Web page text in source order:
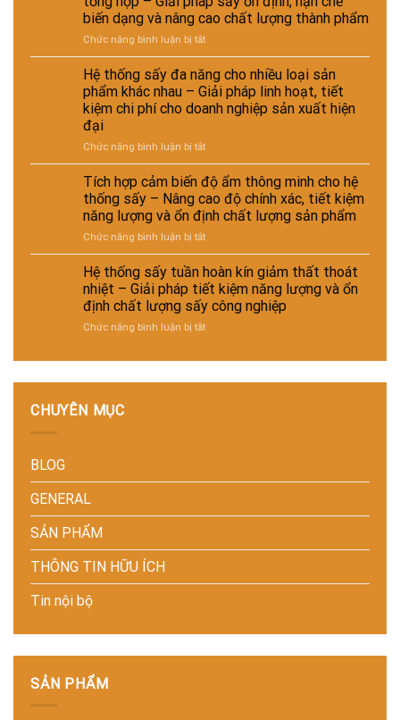
suất
chế
tế
cho
nhà
máy
dinh
dưỡng
và
nâng
cao
chất
lượng
sản
sấy
hơi
nước
–
Giải
pháp
nâng
cao
suất
và
tự
động
hóa
nhà
máy
ống
dẫn
hơi
nước
để
tăng
hiệu
suất
–
Giải
pháp
giảm
thất
thoát
nhiệt
và
tiết
kiệm
năng
lượng
cho
máy
biến dạng và nâng cao chất lượng thành phẩm
Chức năng bình luận bị tắtở
Sấy
hơi
nước
cho
ngành
–
và
vật
liệu
tổng
hợp
–
Giải
pháp
sấy
ổn
định,
thành
Hệ thống sấy đa năng cho nhiều loại sản
phẩm khác nhau – Giải pháp linh hoạt, tiết
kiệm chi phí cho doanh nghiệp sản xuất hiện
đại
Chức năng bình luận bị tắtở
Hệ
thống
sấy
đa
năng
cho
nhiều
loại
sản
phẩm
khác
nhau
Giải
cho
Tích hợp cảm biến độ ẩm thông minh cho hệ
thống sấy – Nâng cao độ chính xác, tiết kiệm
năng lượng và ổn định chất lượng sản phẩm
Chức năng bình luận bị tắtở
Tích
hợp
cảm
biến
độ
ẩm
độ
và
Hệ thống sấy tuần hoàn kín giảm thất thoát
nhiệt – Giải pháp tiết kiệm năng lượng và ổn
định chất lượng sấy công nghiệp
Chức năng bình luận bị tắtở
kiệm
lượng
CHUYÊN MỤC
BLOG
GENERAL
SẢN PHẨM
THÔNG TIN HỮU ÍCH
Tin nội bộ
SẢN PHẨM